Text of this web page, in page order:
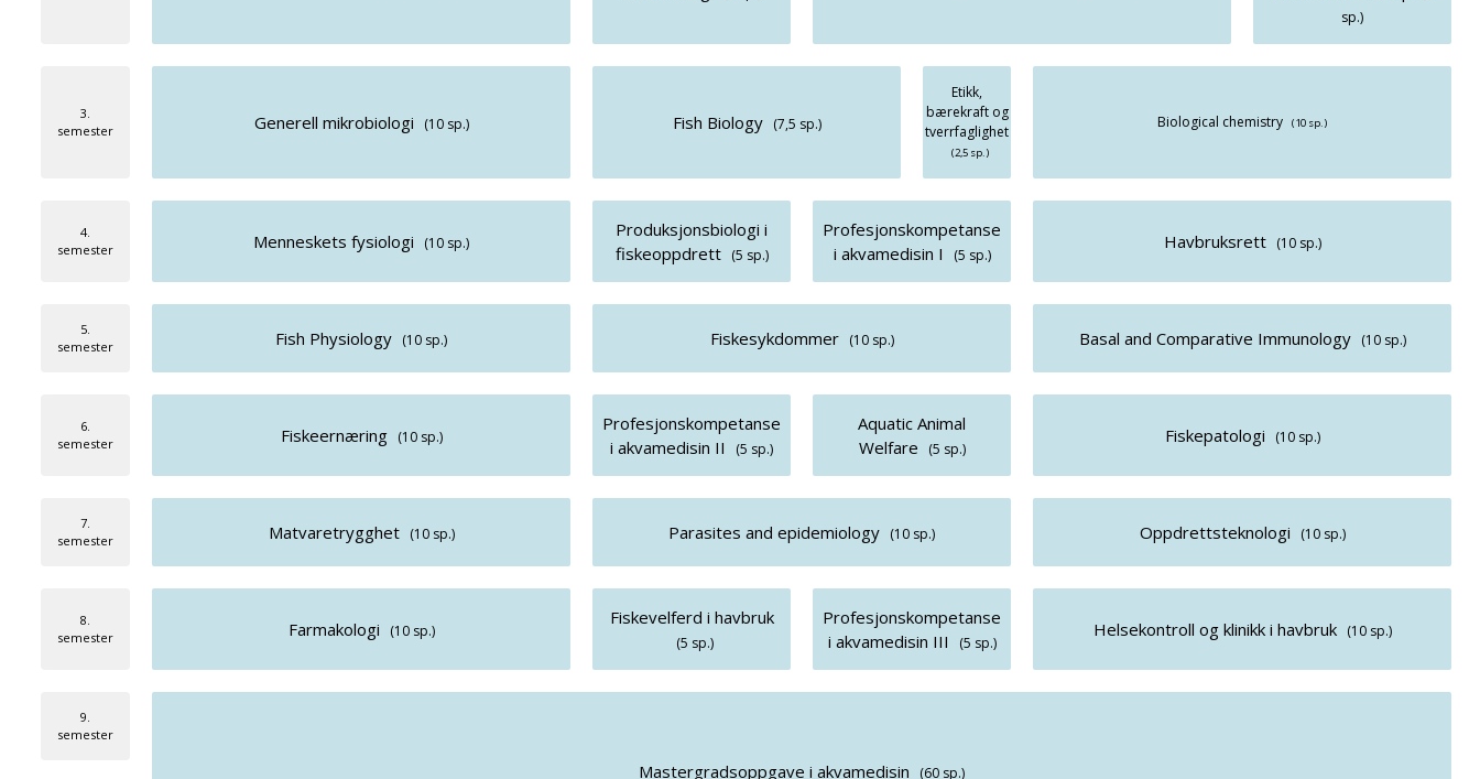
3.
semester
4.
semester
5.
semester
6.
semester
7.
semester
8.
semester
9.
semester
sp.)
Generell mikrobiologi (10 sp.) Fish Biology (7,5 sp.)
Etikk,
bærekraft og
tverrfaglighet
(2,5 sp.)
Biological chemistry (10 sp.)
Menneskets fysiologi (10 sp.)
Produksjonsbiologi i
fiskeoppdrett
(5 sp.)
Profesjonskompetanse
i akvamedisin I
(5 sp.)
Havbruksrett (10 sp.)
Fish Physiology (10 sp.) Fiskesykdommer (10 sp.) Basal and Comparative Immunology (10 sp.)
Fiskeernæring (10 sp.)
Profesjonskompetanse
i akvamedisin II
(5 sp.)
Aquatic Animal
Welfare
(5 sp.)
Fiskepatologi (10 sp.)
Matvaretrygghet (10 sp.) Parasites and epidemiology (10 sp.) Oppdrettsteknologi (10 sp.)
Farmakologi (10 sp.)
Fiskevelferd i havbruk
(5 sp.)
Profesjonskompetanse
i akvamedisin III
(5 sp.)
Helsekontroll og klinikk i havbruk (10 sp.)
Mastergradsoppgave i akvamedisin (60 sp.)